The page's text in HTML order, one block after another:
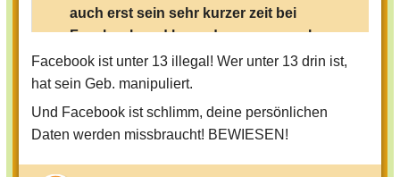
auch erst sein sehr kurzer zeit bei
Facebook und kann deswegen noch
nicht genau die Seite beurteilen. Ich
persönich finde es dort gar nicht so
Außerdem ist mein Schwarm dort, und
Klasse. Ein Klassenkamerade von mir
Facebook ist unter 13 illegal! Wer unter 13 drin ist,
hat sein Geb. manipuliert.
Und Facebook ist schlimm, deine persönlichen
Daten werden missbraucht! BEWIESEN!